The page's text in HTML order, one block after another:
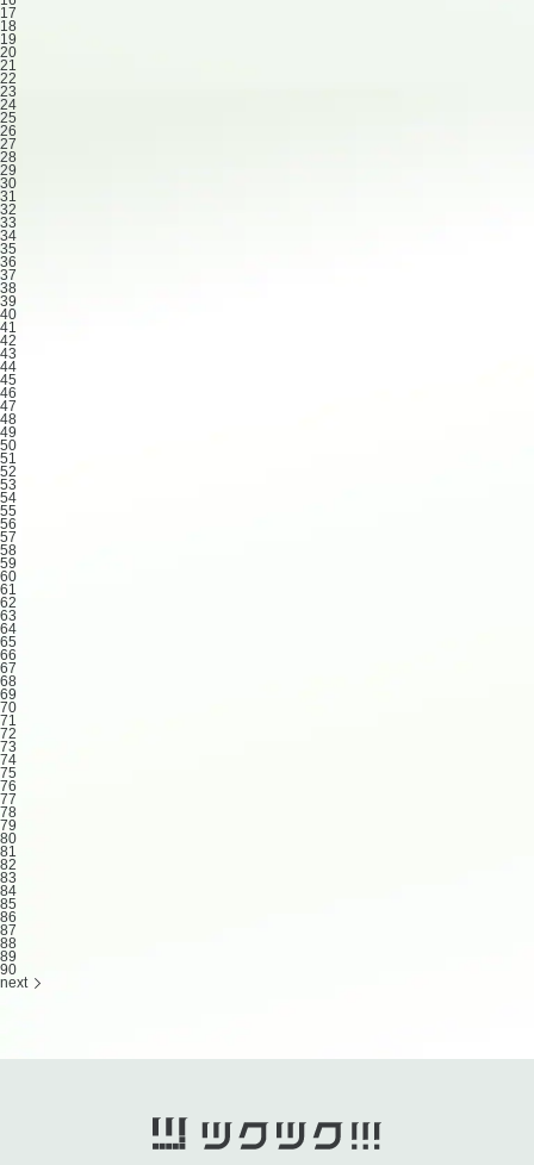
17
18
19
20
21
22
23
24
25
26
27
28
29
30
31
32
33
34
35
36
37
38
39
40
41
42
43
44
45
46
47
48
49
50
51
52
53
54
55
56
57
58
59
60
61
62
63
64
65
66
67
68
69
70
71
72
73
74
75
76
77
78
79
80
81
82
83
84
85
86
87
88
89
90
next